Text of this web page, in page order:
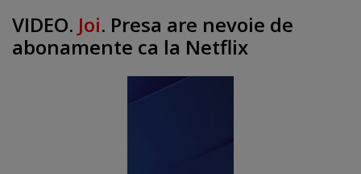
VIDEO. Joi. Presa are nevoie de
abonamente ca la Netflix